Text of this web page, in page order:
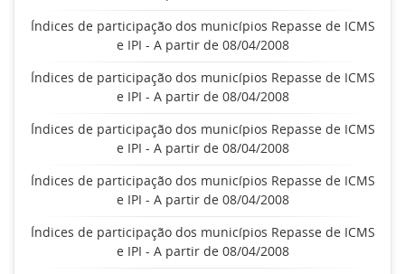
Índices de participação dos municípios Repasse de ICMS
e IPI - A partir de 08/04/2008
Índices de participação dos municípios Repasse de ICMS
e IPI - A partir de 08/04/2008
Índices de participação dos municípios Repasse de ICMS
e IPI - A partir de 08/04/2008
Índices de participação dos municípios Repasse de ICMS
e IPI - A partir de 08/04/2008
Índices de participação dos municípios Repasse de ICMS
e IPI - A partir de 08/04/2008